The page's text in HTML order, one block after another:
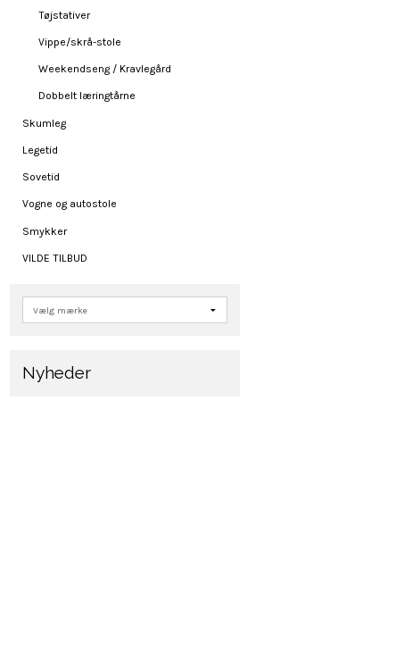
Tøjstativer
Vippe/skrå-stole
Weekendseng / Kravlegård
Dobbelt læringtårne
Skumleg
Legetid
Sovetid
Vogne og autostole
Smykker
VILDE TILBUD
Nyheder